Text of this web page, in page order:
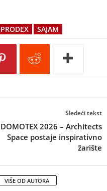
SAJAM
Sledeći tekst
DOMOTEX 2026 – Architects
Space postaje inspirativno
žarište
VIŠE OD AUTORA